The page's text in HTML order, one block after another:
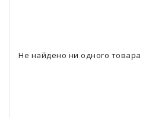
Не найдено ни одного товара